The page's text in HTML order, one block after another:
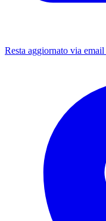
Resta aggiornato via email